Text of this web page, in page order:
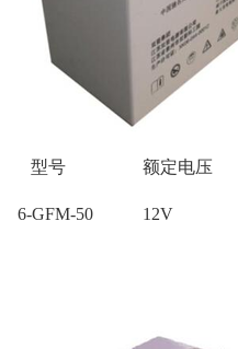
型号 额定电压
6-GFM-50 12V